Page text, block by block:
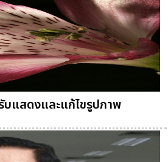
แสดงและแก้ไขรูปภาพ